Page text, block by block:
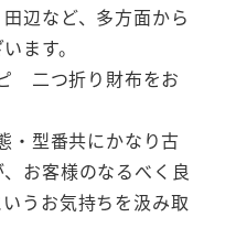
辺など、多方面から
ます。
二つ折り財布をお
型番共にかなり古
お客様のなるべく良
うお気持ちを汲み取